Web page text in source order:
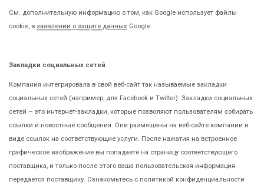
См. дополнительную информацию о том, как Google использует файлы
cookie, в заявлении о защите данных Google.
Закладки социальных сетей
Компания интегрировала в свой веб-сайт так называемые закладки
социальных сетей (например, для Facebook и Twitter). Закладки социальных
сетей – это интернет-закладки, которые позволяют пользователям собирать
ссылки и новостные сообщения. Они размещены на веб-сайте компании в
виде ссылок на соответствующие услуги. После нажатия на встроенное
графическое изображение вы попадаете на страницу соответствующего
поставщика, и только после этого ваша пользовательская информация
передается поставщику. Ознакомьтесь с политикой конфиденциальности